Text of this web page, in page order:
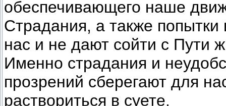
обеспечивающего наше
Страдания, а также попытки
нас и не дают сойти с Пути
Именно страдания и
прозрений сберегают для
раствориться в суете.